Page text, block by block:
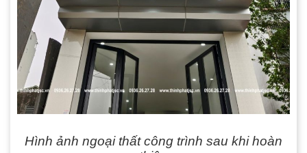
Hình ảnh ngoại thất công trình sau khi hoàn